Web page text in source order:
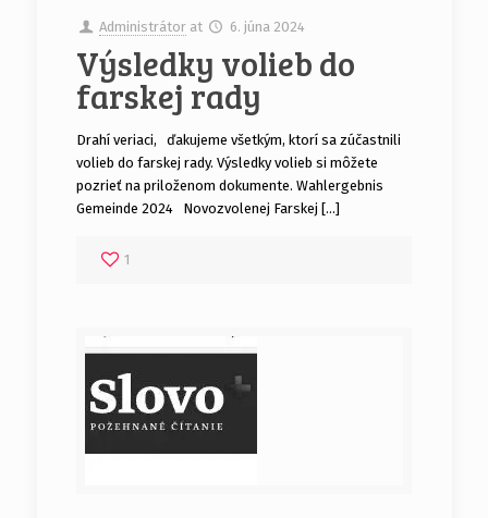
Administrátor at 6. júna 2024
Výsledky volieb do
farskej rady
Drahí veriaci, ďakujeme všetkým, ktorí sa zúčastnili
volieb do farskej rady. Výsledky volieb si môžete
pozrieť na priloženom dokumente. Wahlergebnis
Gemeinde 2024 Novozvolenej Farskej […]
1